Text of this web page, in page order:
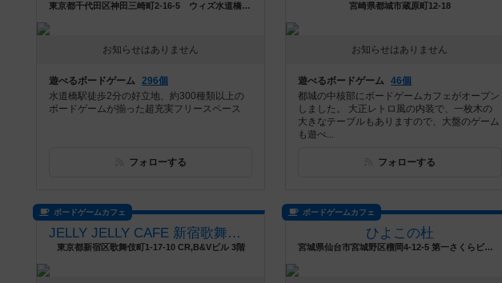
東京都千代田区神田三崎町2-16-5 ウィズ水道橋ビル3F
お知らせはありません
遊べるボードゲーム 296個
水道橋駅徒歩2分の好立地、約300種類以上の
ボードゲームが揃った超充実フリースペース
フォローする
宮崎県都城市蔵原町12-18
お知らせはありません
遊べるボードゲーム 46個
都城の中核部にボードゲームカフェがオープン
しました。 大正レトロ風の内装で、一枚木の
大きなテーブルもありますので、大盤のゲーム
も遊べ...
フォローする
ボードゲームカフェ
JELLY JELLY CAFE 新宿歌舞伎町店
東京都新宿区歌舞伎町1-17-10 CR,B&Vビル 3階
ボードゲームカフェ
ひよこの杜
宮城県仙台市宮城野区榴岡4-12-5 第一さくらビル4階